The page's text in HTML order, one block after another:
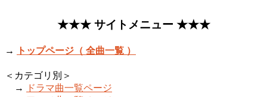
★★★ サイトメニュー ★★★
→ トップページ（ 全曲一覧 ）
＜カテゴリ別＞
→
ドラマ曲一覧ページ